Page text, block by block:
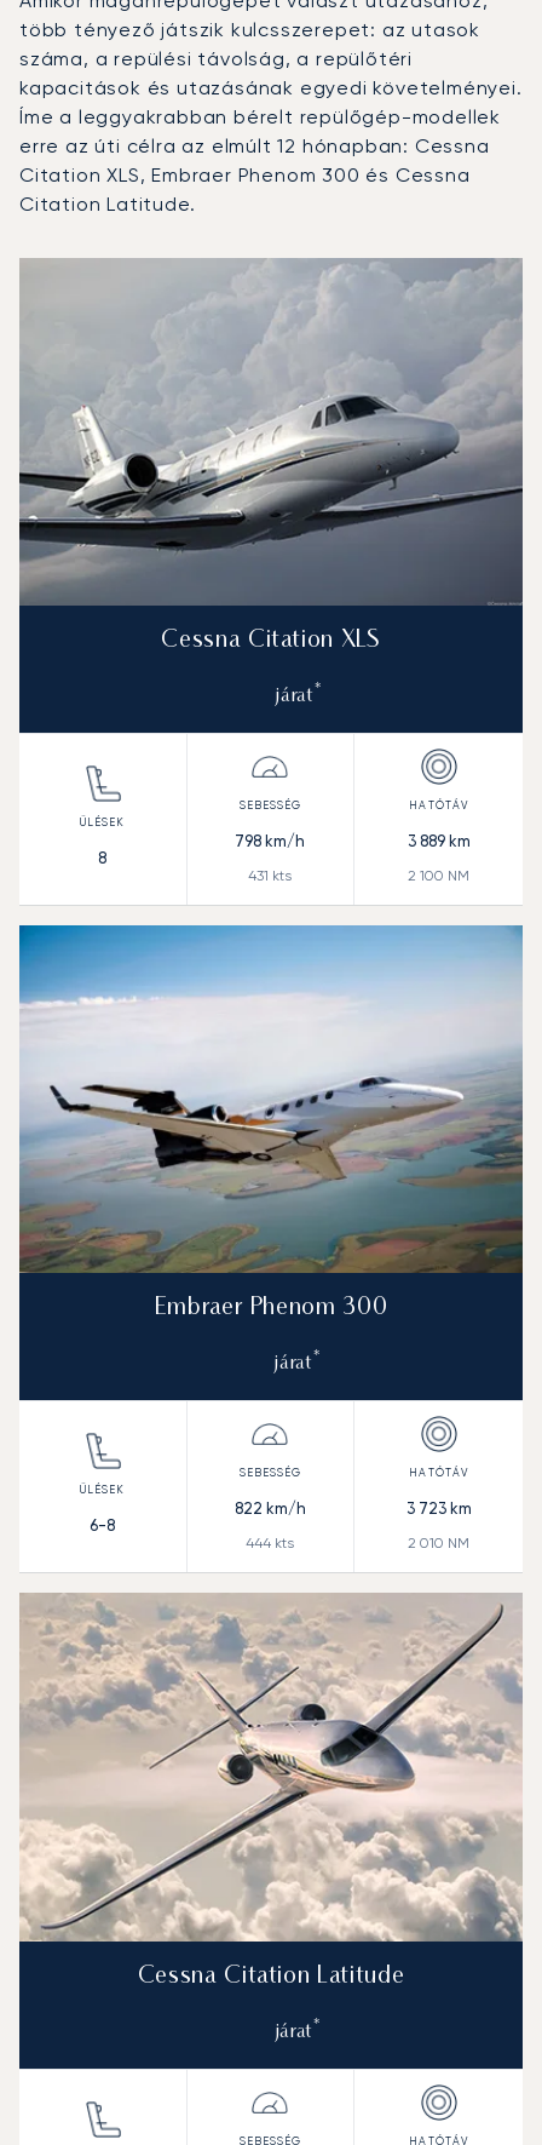
több tényező játszik kulcsszerepet: az utasok
száma, a repülési távolság, a repülőtéri
kapacitások és utazásának egyedi követelményei.
Íme a leggyakrabban bérelt repülőgép-modellek
erre az úti célra az elmúlt 12 hónapban: Cessna
Citation XLS, Embraer Phenom 300 és Cessna
Citation Latitude.
Repülőgép-típus
Repülési
Sebesség (km/h)
Hatótávolság (NM)
Cessna Citation XLS
járat*
8
798 km/h
431 kts
3 889km
2 100 NM
Embraer Phenom 300
járat*
6-8
822 km/h
444 kts
3 723km
2 010 NM
Cessna Citation Latitude
járat*